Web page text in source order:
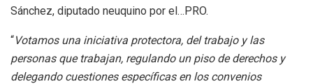
Sánchez, diputado neuquino por el…PRO.
“Votamos una iniciativa protectora, del trabajo y las
personas que trabajan, regulando un piso de derechos y
delegando cuestiones específicas en los convenios